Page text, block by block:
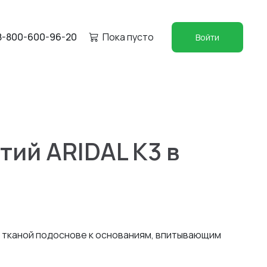
800-600-96-20 Пока пусто Войти
ARIDAL K3 в
подоснове к основаниям, впитывающим